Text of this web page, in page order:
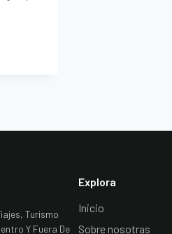
Turismo
Y Fuera De
Explora
Inicio
Sobre nosotras